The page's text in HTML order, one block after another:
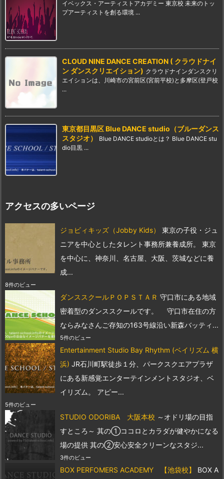
イベックス・アーティストアカデミー 東京校 未来のトッ
プアーティストを創る環境 ...
CLOUD NINE DANCE CREATION ( クラウドナイ
ン ダンスクリエイション) クラウドナインダンスクリ
エイションは、川崎市の宮前区(宮前平校)と多摩区(登戸校
...
東京都目黒区 Blue DANCE studio（ブルーダンス
スタジオ）
Blue DANCE studioとは？ Blue DANCE stu
dio目黒 ...
アクセスの多いページ
ジョビィキッズ（Jobby Kids）
東京の子役・ジュ
ニアを中心としたタレント事務所兼養成所。 東京
を中心に、神奈川、名古屋、大阪、茨城などに養
成...
8件のビュー
ダンススクールＰＯＰＳＴＡＲ 守口市にある地域
密着型のダンススクールです。 守口市在住の方
ならみなさんご存知の163号線沿い新森バッティ...
5件のビュー
Entertainment Studio Bay Rhythm (ベイリズム 横
浜) JR石川町駅徒歩１分、パークスクエアプラザ
にある新感覚エンターテインメントスタジオ、ベ
イリズム。 アピー...
5件のビュー
STUDIO ODORIBA 大阪本校 ～オドリ場の目指
すところ～ 其の①ココロとカラダが健やかになる
場の提供 其の②安心安全クリーンなスタジ...
3件のビュー
BOX PERFOMERS ACADEMY 【池袋校】
BOX A